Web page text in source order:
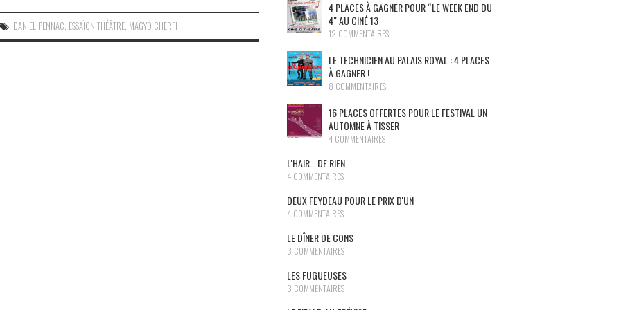
DANIEL PENNAC, ESSAÏON THÉÂTRE, MAGYD CHERFI
4 PLACES À GAGNER POUR “LE WEEK END DU
4″ AU CINÉ 13
12 COMMENTAIRES
LE TECHNICIEN AU PALAIS ROYAL : 4 PLACES
À GAGNER !
8 COMMENTAIRES
16 PLACES OFFERTES POUR LE FESTIVAL UN
AUTOMNE À TISSER
4 COMMENTAIRES
L'HAIR… DE RIEN
4 COMMENTAIRES
DEUX FEYDEAU POUR LE PRIX D'UN
4 COMMENTAIRES
LE DÎNER DE CONS
3 COMMENTAIRES
LES FUGUEUSES
3 COMMENTAIRES